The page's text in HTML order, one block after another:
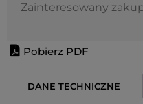
Zainteresowany
Pobierz PDF
DANE TECHNICZNE